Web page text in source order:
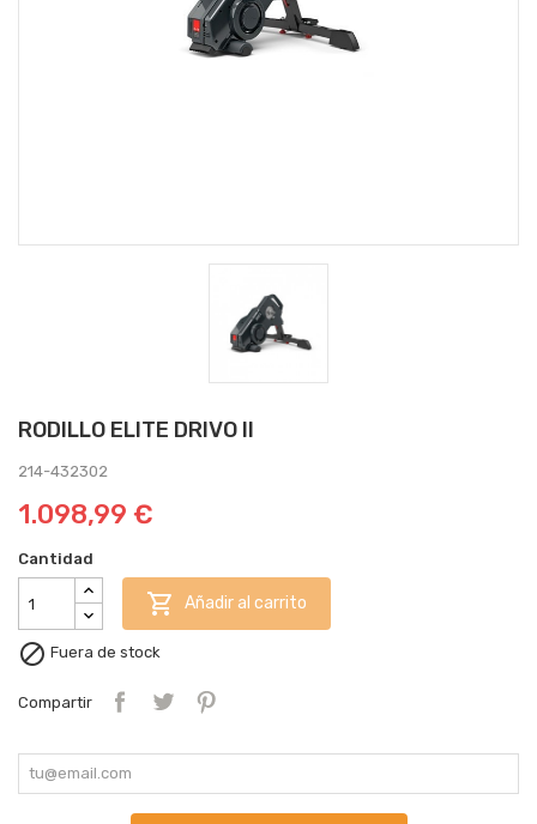
RODILLO ELITE DRIVO II
214-432302
1.098,99 €
Cantidad
 Añadir al carrito
 Fuera de stock
Compartir